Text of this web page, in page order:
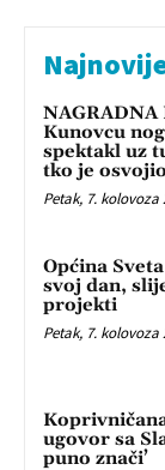
Kunovcu
spektakl uz
tko je
Petak, 7. kolovoza
Općina
svoj dan,
projekti
Petak, 7. kolovoza
ugovor sa
puno znači’